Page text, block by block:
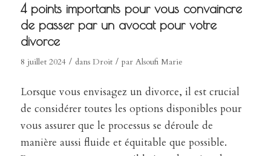
4 points importants pour vous convaincre
de passer par un avocat pour votre
divorce
8 juillet 2024 / dans Droit / par Alsoufi Marie
Lorsque vous envisagez un divorce, il est crucial
de considérer toutes les options disponibles pour
vous assurer que le processus se déroule de
manière aussi fluide et équitable que possible.